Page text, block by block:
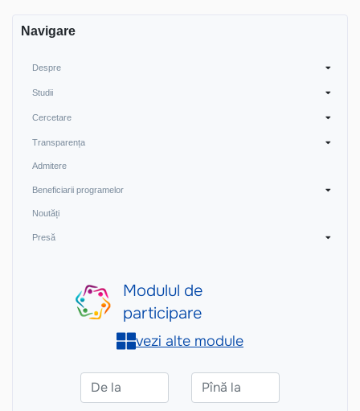
Navigare
Despre
Studii
Cercetare
Transparența
Admitere
Beneficiarii programelor
Noutăți
Presă